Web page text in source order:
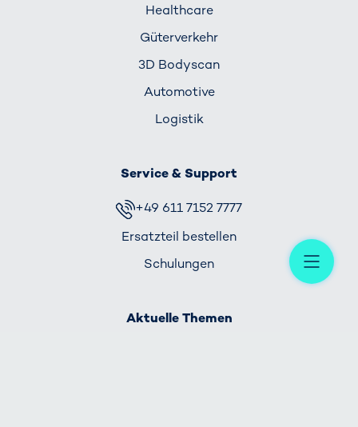
Healthcare
Güterverkehr
3D Bodyscan
Automotive
Logistik
Service & Support
+49 611 7152 7777
Ersatzteil bestellen
Schulungen
Aktuelle Themen